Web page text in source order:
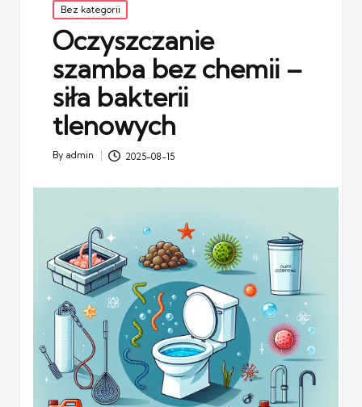
Posted
in
Bez kategorii
Oczyszczanie
szamba bez chemii –
siła bakterii
tlenowych
Posted
By admin 2025-08-15